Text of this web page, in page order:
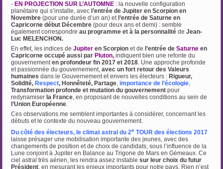
- EN PROJECTION SUR L’AUTOMNE : la nouvelle configuration
planétaire qui s’installe, avec l’entrée de Jupiter en Scorpion en
Novembre (pour une durée d’un an) et l’entrée de Saturne en
Capricorne début Décembre (pour deux ans et demi) : semble
également correspondreau programme et à la personnalité de Jean-
Luc MELENCHON.
En effet, les indices de Jupiter en Scorpion et de l’entrée deSaturne en
Capricorne occupé aussi par Pluton, indiquent bien une refonte du
gouvernementen profondeur fin 2017 et 2018. Une approche profonde
et passionnée du gouvernement, avec un fort retour des Valeurs
humaines dans le Gouvernement et envers les électeurs : Rigueur,
Solidité, Respect, Honnêteté, Partage, importance de l’écologie,
Transformation profonde et mutation du gouvernement pour
redynamiser la France, en proposant de nouvelles conditions au sein de
l’Union Européenne.
Ces observations me semblent importantes à considérer, concernant les
débuts et le contexte du nouveau gouvernement.
Du côté des électeurs, le climat astral du 2e TOUR des élections 2017
laisse présager une mobilisation importante des jeunes, avec des
changements de position et de choix de candidats, sous l’influence de la
Lune conjoint à Jupiter en Balance au Trigone de Mars en Gémeaux. Ce
ciel astral très aérien, les rendra assez instablesur leur choix du futur
Président, en mesurant les enjeux importants pour notre pays. Rien n’est